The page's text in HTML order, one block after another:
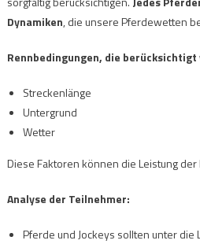
Dynamiken, die unsere Pferdewetten
Rennbedingungen, die
Streckenlänge
Untergrund
Wetter
Diese Faktoren können die Leistung
Analyse der Teilnehmer:
Pferde und Jockeys sollten unter